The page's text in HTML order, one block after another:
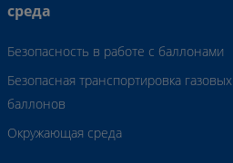
среда
Безопасность в работе с баллонами
Безопасная транспортировка газовых
баллонов
Окружающая среда